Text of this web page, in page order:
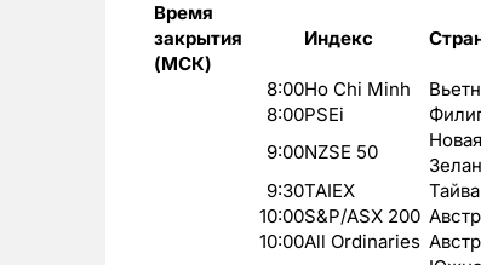
Время
закрытия
(МСК)
Индекс
8:00Ho Chi Minh
8:00PSEi
9:00NZSE 50
Новая
9:30TAIEX
10:00S&P/ASX 200
10:00All Ordinaries